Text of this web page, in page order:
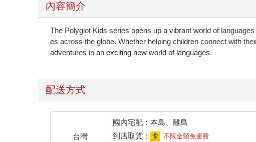
內容簡介
The Polyglot Kids series opens up a vibrant world of
es across the globe. Whether helping children connect with
adventures in an exciting new world of languages.
配送方式
台灣
國內宅配：本島、離島
到店取貨：
不限金額免運費